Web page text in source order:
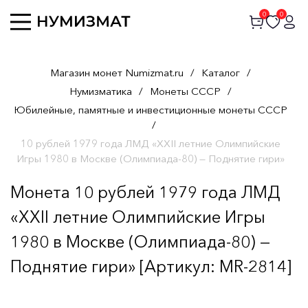
0 0
Магазин монет Numizmat.ru / Каталог /
Нумизматика / Монеты СССР /
Юбилейные, памятные и инвестиционные монеты СССР
/
10 рублей 1979 года ЛМД «XXII летние Олимпийские
Игры 1980 в Москве (Олимпиада-80) — Поднятие гири»
Монета 10 рублей 1979 года ЛМД
«XXII летние Олимпийские Игры
1980 в Москве (Олимпиада-80) —
Поднятие гири» [Артикул: MR-2814]